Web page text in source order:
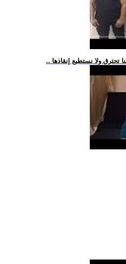
تحترق ولا نستطيع إنقاذها